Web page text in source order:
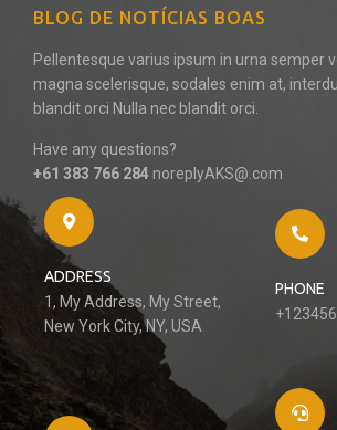
BLOG DE NOTÍCIAS BOAS
Pellentesque varius ipsum in urna semper
magna scelerisque, sodales enim at,
blandit orci Nulla nec blandit orci.
Have any questions?
+61 383 766 284 noreplyAKS@.com
ADDRESS
1, My Address, My Street,
New York City, NY, USA
PHONE